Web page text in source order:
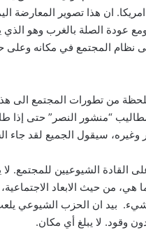
ان هذا تصوير المعارضة
الصلة بالغرب وهو الذي
المجتمع في مكانه وعلى
من تطورات المجتمع الى هذا
“منشور النصر” حتى
سيقول الجميع لقد جاء
القادة الشيوعيين للمجتمع.
من حيث الابعاد
ان الحزب الشيوعي يلعب
وقود. لا يبلغ أي مكان.